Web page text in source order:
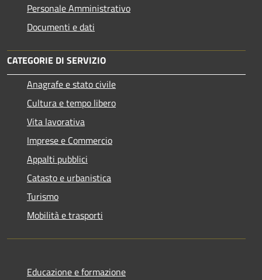
Personale Amministrativo
Documenti e dati
CATEGORIE DI SERVIZIO
Anagrafe e stato civile
Cultura e tempo libero
Vita lavorativa
Imprese e Commercio
Appalti pubblici
Catasto e urbanistica
Turismo
Mobilità e trasporti
Educazione e formazione